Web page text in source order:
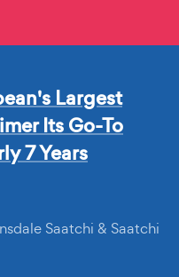
Largest
Its Go-To
7 Years
Saatchi & Saatchi